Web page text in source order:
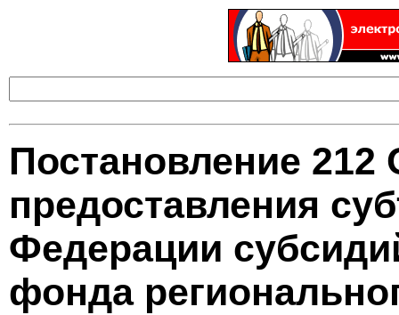
Постановление
предоставления
Федерации
фонда